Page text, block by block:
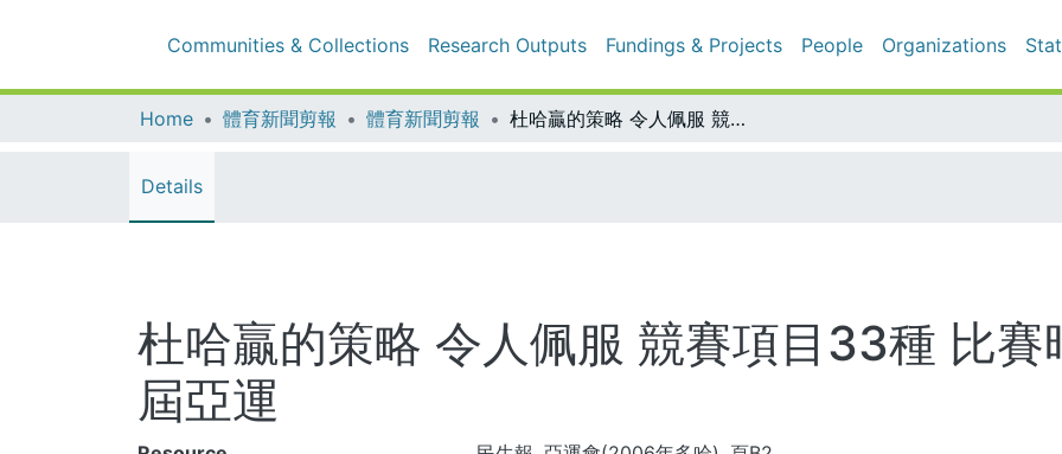
Communities & Collections Research Outputs Fundings & Projects People Organizations Statistics
Home 體育新聞剪報 體育新聞剪報 杜哈贏的策略 令人佩服 競賽項目33種 比賽時間氣溫將迴異歷屆亞運
Details
杜哈贏的策略 令人佩服 競賽項目33種 比賽
屆亞運